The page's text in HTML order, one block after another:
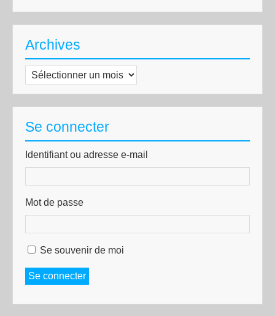
Archives
Archives
Se connecter
Identifiant ou adresse e-mail
Mot de passe
Se souvenir de moi
Se connecter